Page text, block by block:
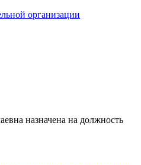
организации
назначена на должность